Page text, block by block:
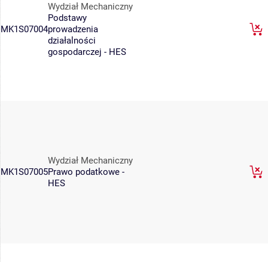
MK1S07004
Wydział Mechaniczny
Podstawy
prowadzenia
działalności
gospodarczej - HES
MK1S07005
Wydział Mechaniczny
Prawo podatkowe -
HES